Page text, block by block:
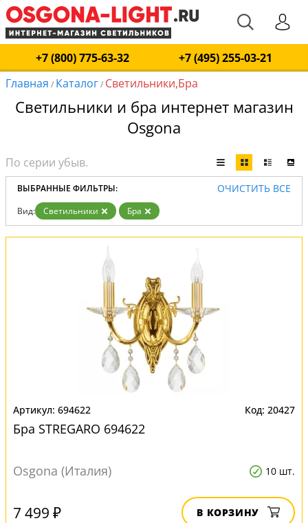
+7 (800) 775-63-32
+7 (495) 255-03-21
Главная / Каталог/ Светильники,Бра
Светильники и бра интернет магазин
Osgona
ВЫБРАННЫЕ ФИЛЬТРЫ: ОЧИСТИТЬ ВСЕ
Вид: Светильники Бра
694622 20427
Бра STREGARO 694622
Osgona (Италия) 10 шт.
7 499 ₽ В КОРЗИНУ